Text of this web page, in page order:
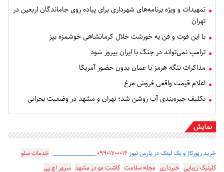
تمهیدات و ویژه برنامه‌های شهرداری برای پیاده روی جاماندگان اربعین در
تهران
با این فوت و فن یه خورشت خلال کرمانشاهی خوشمزه بپز
ترامپ نمی‌تواند در جنگ با ایران پیروز شود
مذاکرات تنگه هرمز با عمان بدون حضور آمریکا
اعلام قیمت واقعی فروش مرغ
تکلیف جیره‌بندی آب روشن شد؛ تهران و مشهد در وضعیت بحرانی
نمایش
خرید رپورتاژ و بک لینک در پارس نیوز ۰۹۹۰۱۷۰۰۰۱۴
خدمات سئو
کلینیک زیبایی خبرداری مجله سلامت کاشت مو در مشهد سرور اچ پی